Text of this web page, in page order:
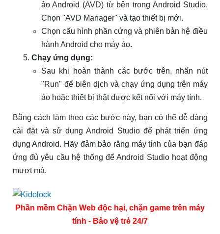
ảo Android (AVD) từ bên trong Android Studio.
Chọn "AVD Manager" và tạo thiết bị mới.
Chọn cấu hình phần cứng và phiên bản hệ điều
hành Android cho máy ảo.
Chạy ứng dụng:
Sau khi hoàn thành các bước trên, nhấn nút
"Run" để biên dịch và chạy ứng dụng trên máy
ảo hoặc thiết bị thật được kết nối với máy tính.
Bằng cách làm theo các bước này, bạn có thể dễ dàng
cài đặt và sử dụng Android Studio để phát triển ứng
dụng Android. Hãy đảm bảo rằng máy tính của bạn đáp
ứng đủ yêu cầu hệ thống để Android Studio hoạt động
mượt mà.
Phần mềm Chặn Web độc hại, chặn game trên máy
tính - Bảo vệ trẻ 24/7